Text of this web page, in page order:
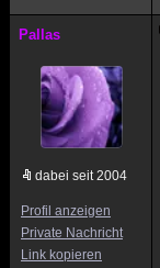
Pallas
dabei seit 2004
Profil anzeigen
Private Nachricht
Link kopieren